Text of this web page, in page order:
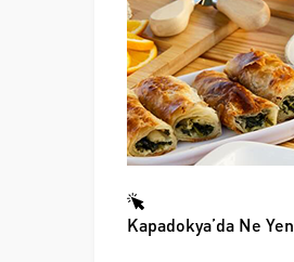
Kapadokya’da Ne